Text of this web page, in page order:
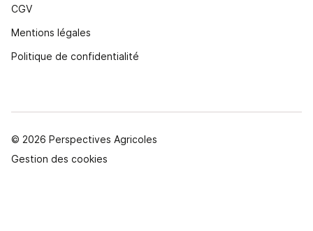
CGV
Mentions légales
Politique de confidentialité
© 2026 Perspectives Agricoles
Gestion des cookies